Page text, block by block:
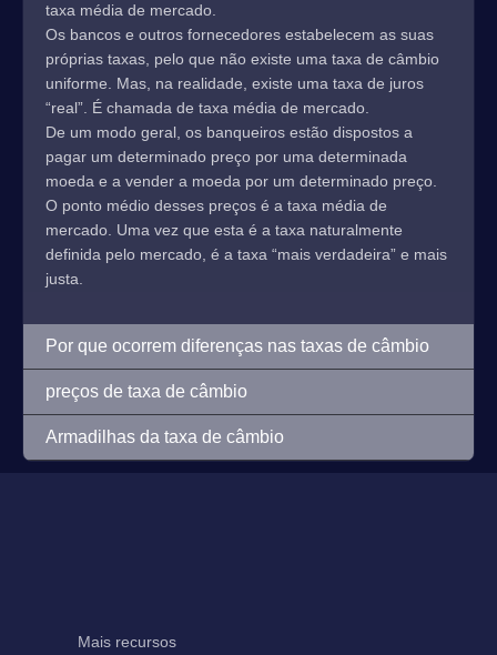
taxa média de mercado.
Os bancos e outros fornecedores estabelecem as suas
próprias taxas, pelo que não existe uma taxa de câmbio
uniforme. Mas, na realidade, existe uma taxa de juros
“real”. É chamada de taxa média de mercado.
De um modo geral, os banqueiros estão dispostos a
pagar um determinado preço por uma determinada
moeda e a vender a moeda por um determinado preço.
O ponto médio desses preços é a taxa média de
mercado. Uma vez que esta é a taxa naturalmente
definida pelo mercado, é a taxa “mais verdadeira” e mais
justa.
Por que ocorrem diferenças nas taxas de câmbio
preços de taxa de câmbio
Armadilhas da taxa de câmbio
Mais recursos